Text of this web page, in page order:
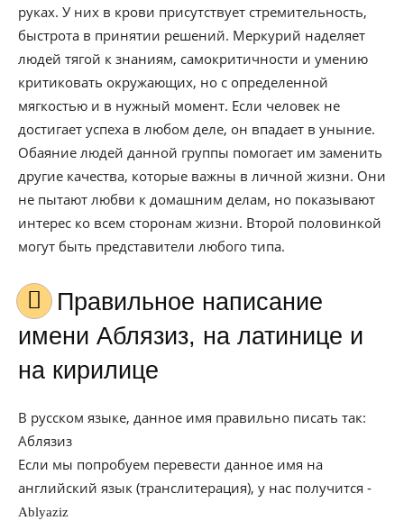
руках. У них в крови присутствует стремительность,
быстрота в принятии решений. Меркурий наделяет
людей тягой к знаниям, самокритичности и умению
критиковать окружающих, но с определенной
мягкостью и в нужный момент. Если человек не
достигает успеха в любом деле, он впадает в уныние.
Обаяние людей данной группы помогает им заменить
другие качества, которые важны в личной жизни. Они
не пытают любви к домашним делам, но показывают
интерес ко всем сторонам жизни. Второй половинкой
могут быть представители любого типа.
Правильное написание
имени Аблязиз, на латинице и
на кирилице
В русском языке, данное имя правильно писать так:
Аблязиз
Если мы попробуем перевести данное имя на
английский язык (транслитерация), у нас получится -
Ablyaziz